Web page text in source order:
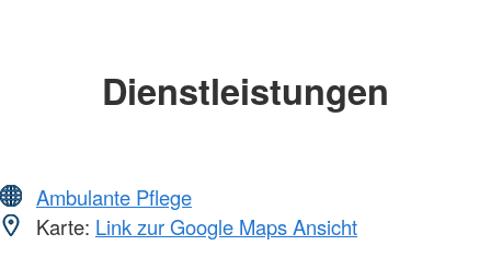
Dienstleistungen
Ambulante Pflege
Karte: Link zur Google Maps Ansicht